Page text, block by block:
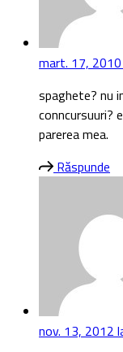
mart. 17,
spaghete? nu
conncursuuri?
parerea mea.
Răspunde
nov. 13, 2012